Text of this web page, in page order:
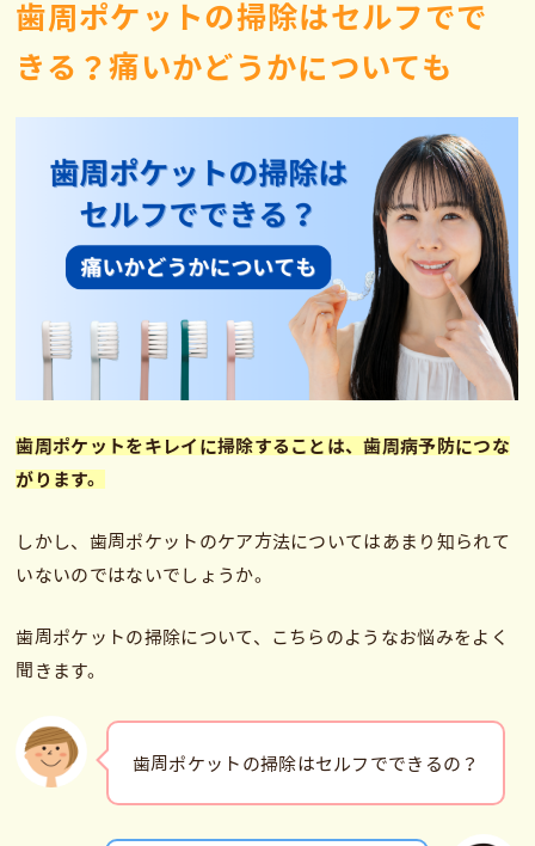
歯周ポケットの掃除はセルフでで
きる？痛いかどうかについても
歯周ポケットをキレイに掃除することは、歯周病予防につな
がります。
しかし、歯周ポケットのケア方法についてはあまり知られて
いないのではないでしょうか。
歯周ポケットの掃除について、こちらのようなお悩みをよく
聞きます。
歯周ポケットの掃除はセルフでできるの？